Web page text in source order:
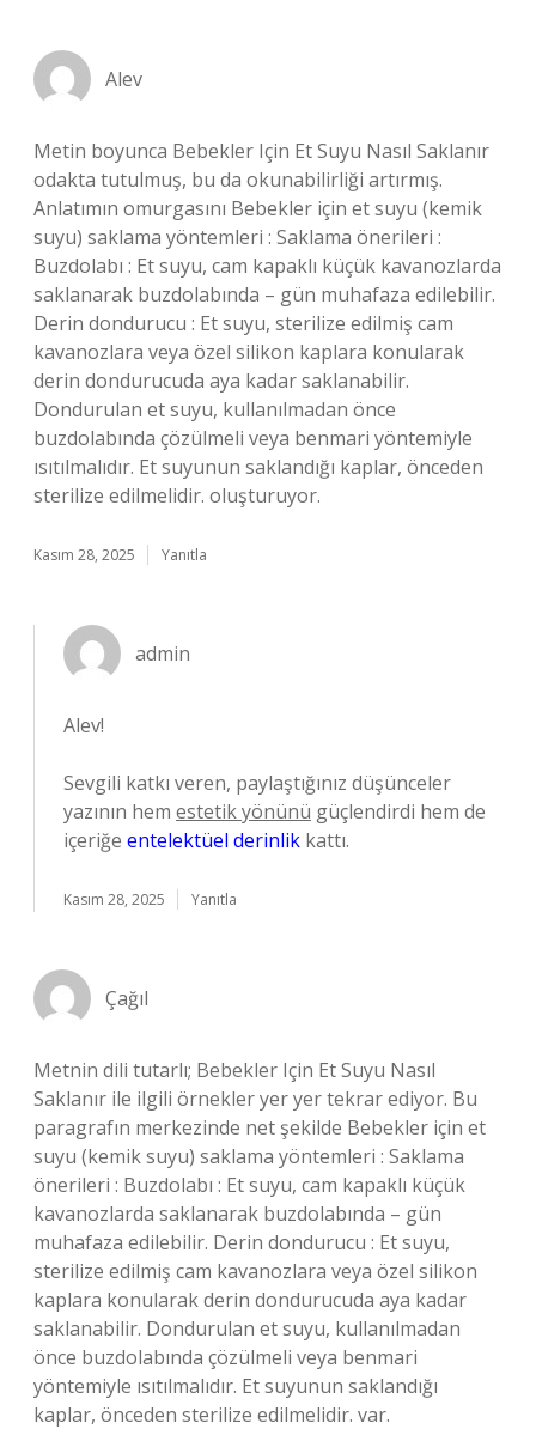
Alev
Metin boyunca Bebekler Için Et Suyu Nasıl Saklanır
odakta tutulmuş, bu da okunabilirliği artırmış.
Anlatımın omurgasını Bebekler için et suyu (kemik
suyu) saklama yöntemleri : Saklama önerileri :
Buzdolabı : Et suyu, cam kapaklı küçük kavanozlarda
saklanarak buzdolabında – gün muhafaza edilebilir.
Derin dondurucu : Et suyu, sterilize edilmiş cam
kavanozlara veya özel silikon kaplara konularak
derin dondurucuda aya kadar saklanabilir.
Dondurulan et suyu, kullanılmadan önce
buzdolabında çözülmeli veya benmari yöntemiyle
ısıtılmalıdır. Et suyunun saklandığı kaplar, önceden
sterilize edilmelidir. oluşturuyor.
Kasım 28, 2025 Yanıtla
admin
Alev!
Sevgili katkı veren, paylaştığınız düşünceler
yazının hem estetik yönünü güçlendirdi hem de
içeriğe entelektüel derinlik kattı.
Kasım 28, 2025 Yanıtla
Çağıl
Metnin dili tutarlı; Bebekler Için Et Suyu Nasıl
Saklanır ile ilgili örnekler yer yer tekrar ediyor. Bu
paragrafın merkezinde net şekilde Bebekler için et
suyu (kemik suyu) saklama yöntemleri : Saklama
önerileri : Buzdolabı : Et suyu, cam kapaklı küçük
kavanozlarda saklanarak buzdolabında – gün
muhafaza edilebilir. Derin dondurucu : Et suyu,
sterilize edilmiş cam kavanozlara veya özel silikon
kaplara konularak derin dondurucuda aya kadar
saklanabilir. Dondurulan et suyu, kullanılmadan
önce buzdolabında çözülmeli veya benmari
yöntemiyle ısıtılmalıdır. Et suyunun saklandığı
kaplar, önceden sterilize edilmelidir. var.